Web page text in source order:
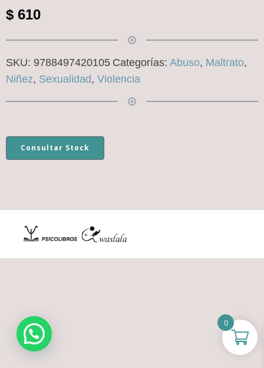
$ 610
SKU: 9788497420105 Categorías: Abuso, Maltrato,
Niñez, Sexualidad, Violencia
Consultar Stock
0